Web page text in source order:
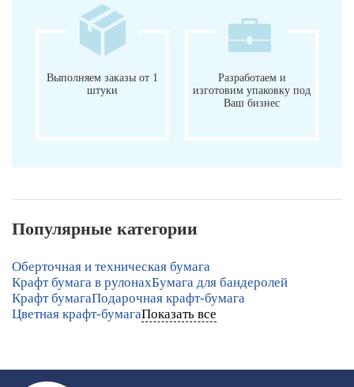
Выполняем заказы от 1
штуки
Разработаем и
изготовим упаковку под
Ваш бизнес
Популярные категории
Оберточная и техническая бумага
Крафт бумага в рулонахБумага для бандеролей
Крафт бумагаПодарочная крафт-бумага
Цветная крафт-бумагаПоказать все